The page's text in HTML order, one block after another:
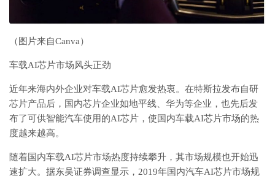
（图片来自Canva）
车载AI芯片市场风头正劲
近年来海内外企业对车载AI芯片愈发热衷。在特斯拉发布自研
芯片产品后，国内芯片企业如地平线、华为等企业，也先后发
布了可供智能汽车使用的AI芯片，使国内车载AI芯片市场的热
度越来越高。
随着国内车载AI芯片市场热度持续攀升，其市场规模也开始迅
速扩大。据东吴证券调查显示，2019年国内汽车AI芯片市场规